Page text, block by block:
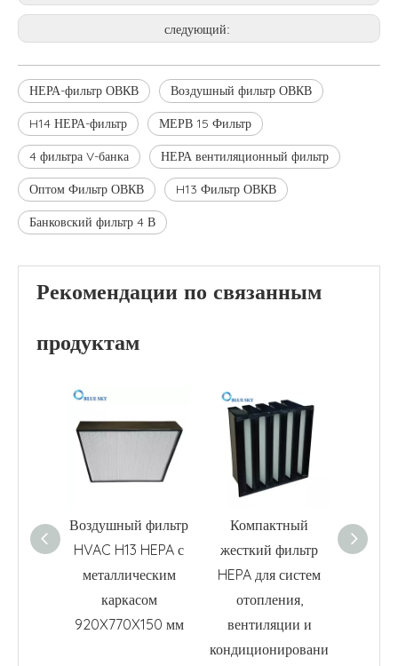
следующий:
НЕРА-фильтр ОВКВ Воздушный фильтр ОВКВ
H14 НЕРА-фильтр МЕРВ 15 Фильтр
4 фильтра V-банка НЕРА вентиляционный фильтр
Оптом Фильтр ОВКВ H13 Фильтр ОВКВ
Банковский фильтр 4 В
Рекомендации по связанным
продуктам
Воздушный фильтр
HVAC H13 HEPA с
металлическим
каркасом
920X770X150 мм
Компактный
жесткий фильтр
HEPA для систем
отопления,
вентиляции и
кондиционировани
V-